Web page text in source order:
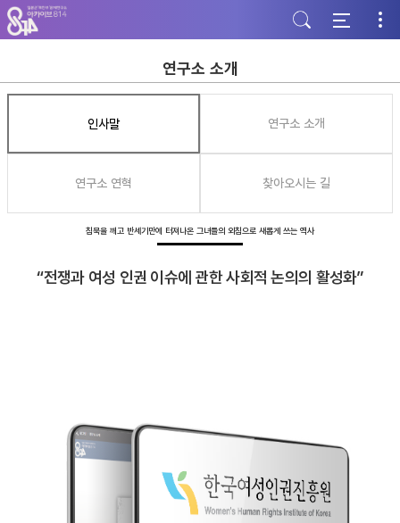
주
메
뉴
가
기
본
문
바
기
하
단
바
기
연구소 소개
인사말 연구소 소개
연구소 연혁 찾아오시는 길
침묵을 깨고 반세기만에 터져나온 그녀들의 외침으로 새롭게 쓰는 역사
“전쟁과 여성 인권 이슈에 관한 사회적 논의의 활성화”